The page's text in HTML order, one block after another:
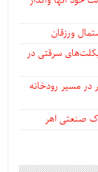
ورزقان
سرقتی در
در مسیر رودخانه
صنعتی اهر